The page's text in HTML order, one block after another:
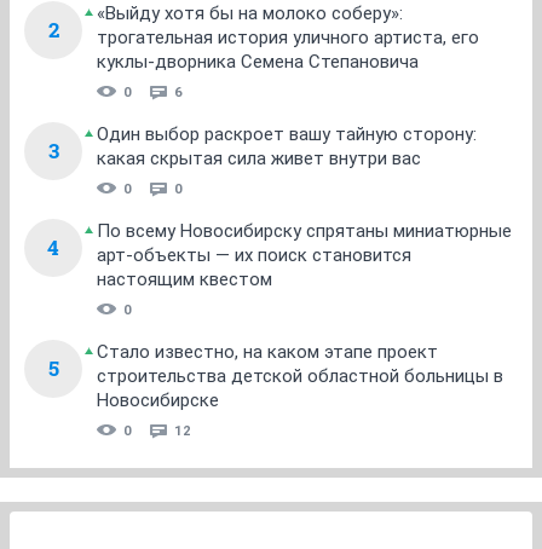
2
«Выйду хотя бы на молоко соберу»:
трогательная история уличного артиста, его
куклы-дворника Семена Степановича
0 6
3
Один выбор раскроет вашу тайную сторону:
какая скрытая сила живет внутри вас
0 0
4
По всему Новосибирску спрятаны миниатюрные
арт-объекты — их поиск становится
настоящим квестом
0
5
Стало известно, на каком этапе проект
строительства детской областной больницы в
Новосибирске
0 12